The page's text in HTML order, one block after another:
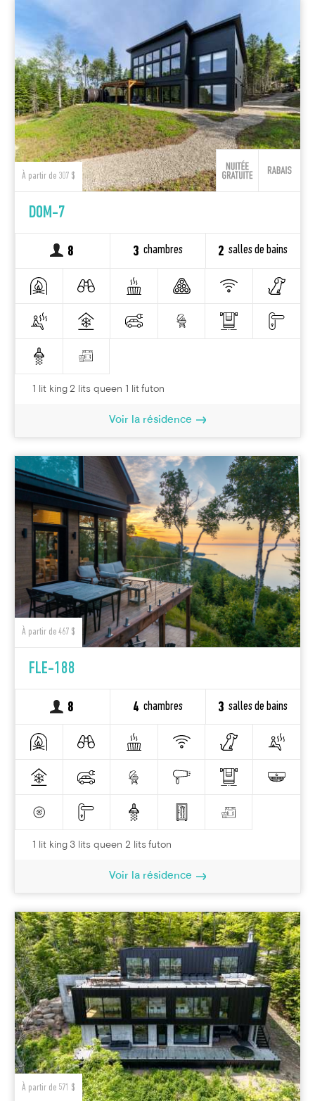
À partir de 307 $
DOM-7
8 3 chambres 2 salles de bains
1 lit king 2 lits queen 1 lit futon
Voir la résidence
À partir de 467 $
FLE-188
8 4 chambres 3 salles de bains
1 lit king 3 lits queen 2 lits futon
Voir la résidence
À partir de 571 $